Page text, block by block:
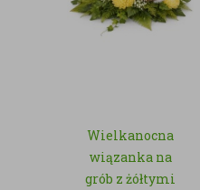
Wielkanocna
wiązanka na
grób z żółtymi